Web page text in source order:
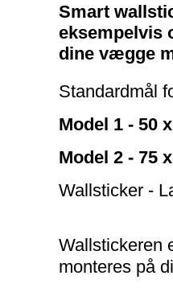
Smart
eksempelvis
dine vægge
Standardmål
Model 1 - 50
Model 2 - 75
Wallsticker -
Wallstickeren
monteres på